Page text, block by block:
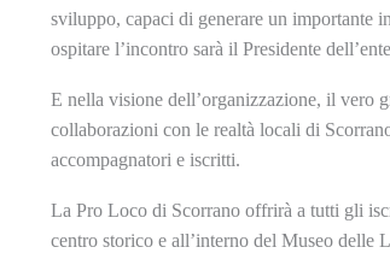
sviluppo, capaci di generare un importante
ospitare l’incontro sarà il Presidente
E nella visione dell’organizzazione, il vero
collaborazioni con le realtà locali di
accompagnatori e iscritti.
La Pro Loco di Scorrano offrirà a tutti gli
centro storico e all’interno del Museo delle